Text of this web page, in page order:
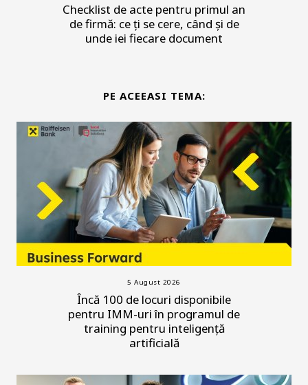
Checklist de acte pentru primul an
de firmă: ce ți se cere, când și de
unde iei fiecare document
PE ACEEASI TEMA:
5 August 2026
Încă 100 de locuri disponibile
pentru IMM-uri în programul de
training pentru inteligență
artificială